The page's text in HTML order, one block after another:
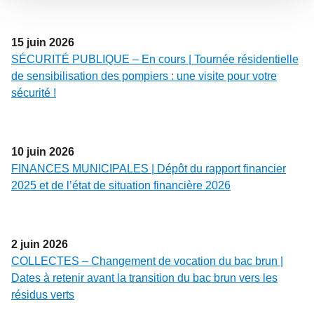
15 juin 2026
SÉCURITÉ PUBLIQUE – En cours | Tournée résidentielle
de sensibilisation des pompiers : une visite pour votre
sécurité !
10 juin 2026
FINANCES MUNICIPALES | Dépôt du rapport financier
2025 et de l’état de situation financière 2026
2 juin 2026
COLLECTES – Changement de vocation du bac brun |
Dates à retenir avant la transition du bac brun vers les
résidus verts